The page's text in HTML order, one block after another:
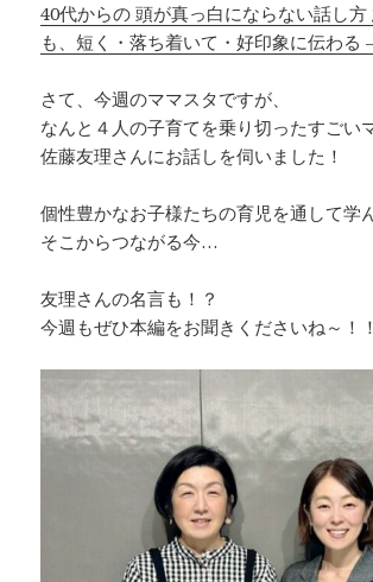
40代からの 頭が真っ白にならない話し方
も、短く・落ち着いて・好印象に伝わる
さて、今週のママスタですが、
なんと４人の子育てを乗り切ったすごい
佐藤友理さんにお話しを伺いました！
個性豊かなお子様たちの育児を通して学
そこからつながる今…
友理さんの名言も！？
今週もぜひ本編をお聞きくださいね～！！